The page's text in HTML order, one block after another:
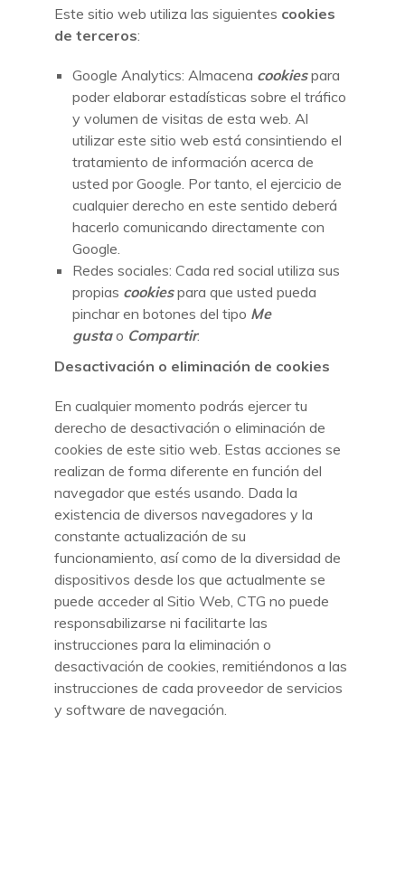
Este sitio web utiliza las siguientes cookies
de terceros:
Google Analytics: Almacena cookiespara
poder elaborar estadísticas sobre el tráfico
y volumen de visitas de esta web. Al
utilizar este sitio web está consintiendo el
tratamiento de información acerca de
usted por Google. Por tanto, el ejercicio de
cualquier derecho en este sentido deberá
hacerlo comunicando directamente con
Google.
Redes sociales: Cada red social utiliza sus
propias cookiespara que usted pueda
pinchar en botones del tipo Me
gustao Compartir.
Desactivación o eliminación de cookies
En cualquier momento podrás ejercer tu
derecho de desactivación o eliminación de
cookies de este sitio web. Estas acciones se
realizan de forma diferente en función del
navegador que estés usando. Dada la
existencia de diversos navegadores y la
constante actualización de su
funcionamiento, así como de la diversidad de
dispositivos desde los que actualmente se
puede acceder al Sitio Web, CTG no puede
responsabilizarse ni facilitarte las
instrucciones para la eliminación o
desactivación de cookies, remitiéndonos a las
instrucciones de cada proveedor de servicios
y software de navegación.